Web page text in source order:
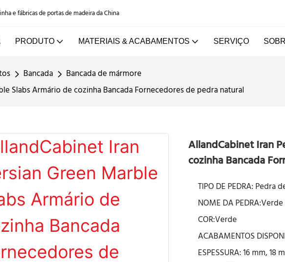
e fábricas de portas de madeira da China
PRODUTO MATERIAIS & ACABAMENTOS SERVIÇO
Bancada
Bancada de mármore
Slabs Armário de cozinha Bancada Fornecedores de pedra natural
AllandCabinet Iran
cozinha Bancada
TIPO DE PEDRA: Pedra
NOME DA
COR:Verde
ACABAMENTOS
ESPESSURA: 16 mm,